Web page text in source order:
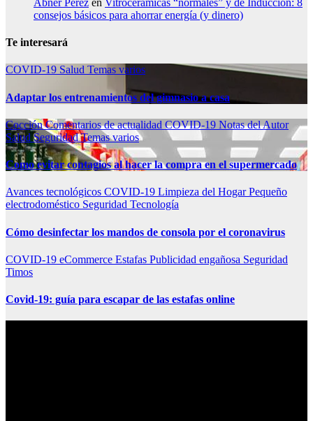
consejos básicos para ahorrar energía (y dinero)
Te interesará
COVID-19 Salud Temas varios
Adaptar los entrenamientos del gimnasio a casa
CocciónComentarios de actualidad COVID-19 Notas del Autor
SaludSeguridadTemas varios
Como evitar contagios al hacer la compra en el supermercado
Avances tecnológicos COVID-19 Limpieza del HogarPequeño
electrodoméstico Seguridad Tecnología
Cómo desinfectar los mandos de consola por el coronavirus
COVID-19 eCommerce Estafas Publicidad engañosa Seguridad
Timos
Covid-19: guía para escapar de las estafas online